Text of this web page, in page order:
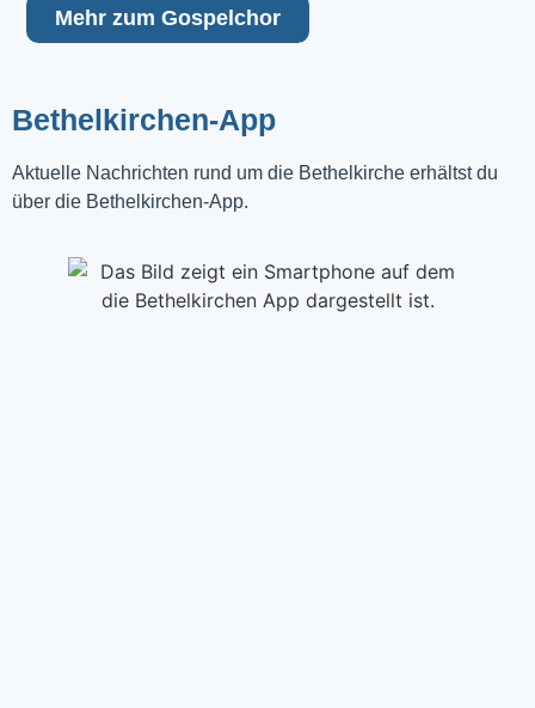
Mehr zum Gospelchor
Bethelkirchen-App
Aktuelle Nachrichten rund um die Bethelkirche erhältst du
über die Bethelkirchen-App.